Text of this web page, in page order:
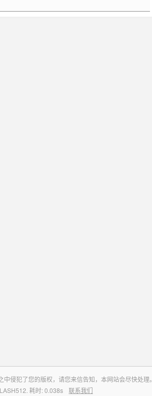
侵犯了您的版权，请您来信告知，本网站会尽快处理。
耗时: 0.038s
联系我们